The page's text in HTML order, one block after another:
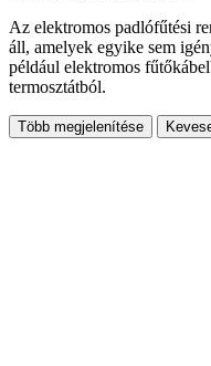
Az elektromos padlófűtési
áll, amelyek egyike sem
például elektromos
termosztátból.
Több megjelenítése